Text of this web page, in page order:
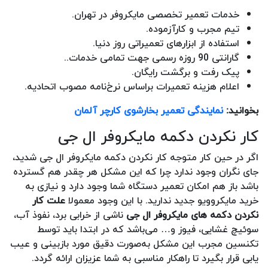
خدمات تعمیر تخصصی مایکروفر در تهران.
تیم مجرب و کارآزموده.
استفاده از ابزارهای تعمیراتی روز دنیا.
گارانتی 90 روزه رسمی جهت تمامی خدمات..
پیک رفت و برگشت رایگان.
اعلام هزینه تعمیرات براساس نرخ‌نامه مصوب اتحادیه.
بخوانید:نمایندگی تعمیر بخارشوی کارچر آلمان
کار نکردن دکمه مایکروفر ال جی
اگر در حین کار متوجه کار نکردن دکمه مایکروفر ال جی شدید،
جای نگران وجود ندارد چرا که این مشکل هر چقدر هم گسترده
باشد باز هم امکان تعمیر دستگاه شما وجود دارد و نیازی به
خرید مایکروویو جدید ندارید. با این وجود معمولاعلت کار
نکردن دکمه های مایکروفر ال جی ناشی از خرابی برد، نفوذ آب،
سوئیچ غشایی، فیوز و… می‌باشد که در ابتدا باید توسط
تکنسین مجرب این مشکل به‌صورت دقیق مورد بازبینی و عیب
یابی قرار بگیرد تا راهکار مناسبی به شما عزیزان ارائه گردد.